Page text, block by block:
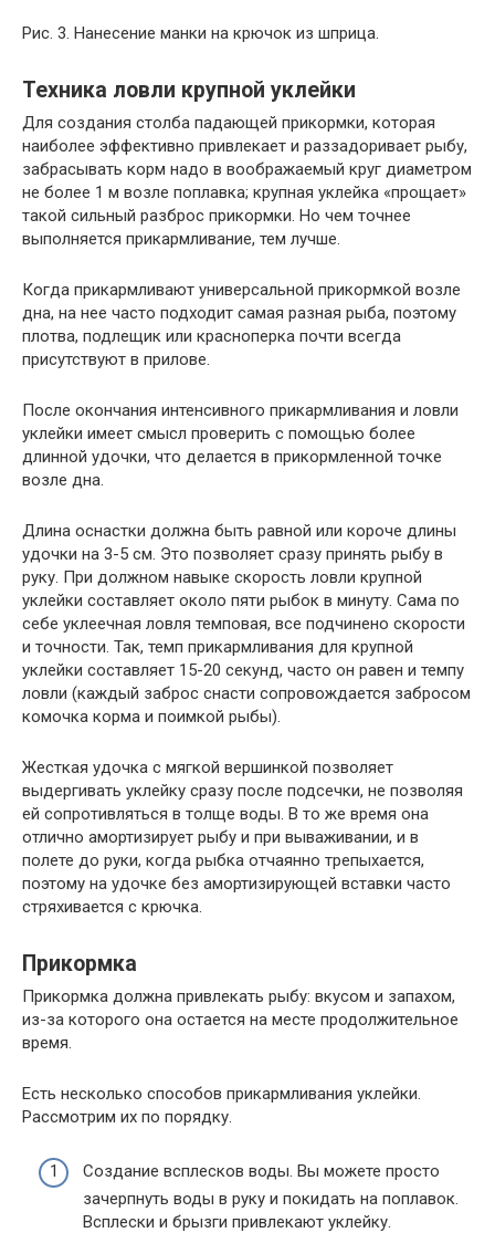
Рис. 3. Нанесение манки на крючок из шприца.
Техника ловли крупной уклейки
Для создания столба падающей прикормки, которая
наиболее эффективно привлекает и раззадоривает рыбу,
забрасывать корм надо в воображаемый круг диаметром
не более 1 м возле поплавка; крупная уклейка «прощает»
такой сильный разброс прикормки. Но чем точнее
выполняется прикармливание, тем лучше.
Когда прикармливают универсальной прикормкой возле
дна, на нее часто подходит самая разная рыба, поэтому
плотва, подлещик или красноперка почти всегда
присутствуют в прилове.
После окончания интенсивного прикармливания и ловли
уклейки имеет смысл проверить с помощью более
длинной удочки, что делается в прикормленной точке
возле дна.
Длина оснастки должна быть равной или короче длины
удочки на 3-5 см. Это позволяет сразу принять рыбу в
руку. При должном навыке скорость ловли крупной
уклейки составляет около пяти рыбок в минуту. Сама по
себе уклеечная ловля темповая, все подчинено скорости
и точности. Так, темп прикармливания для крупной
уклейки составляет 15-20 секунд, часто он равен и темпу
ловли (каждый заброс снасти сопровождается забросом
комочка корма и поимкой рыбы).
Жесткая удочка с мягкой вершинкой позволяет
выдергивать уклейку сразу после подсечки, не позволяя
ей сопротивляться в толще воды. В то же время она
отлично амортизирует рыбу и при вываживании, и в
полете до руки, когда рыбка отчаянно трепыхается,
поэтому на удочке без амортизирующей вставки часто
стряхивается с крючка.
Прикормка
Прикормка должна привлекать рыбу: вкусом и запахом,
из-за которого она остается на месте продолжительное
время.
Есть несколько способов прикармливания уклейки.
Рассмотрим их по порядку.
Создание всплесков воды. Вы можете просто
зачерпнуть воды в руку и покидать на поплавок.
Всплески и брызги привлекают уклейку.